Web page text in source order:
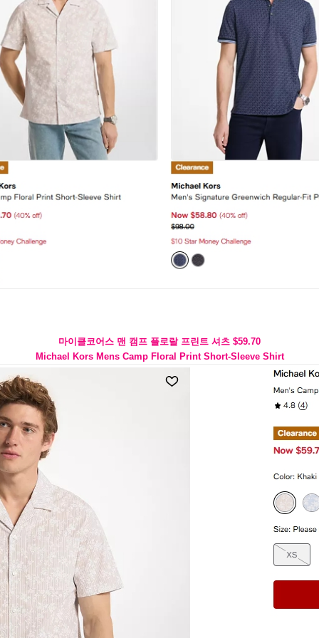
마이클코어스 맨 캠프 플로랄 프린트 셔츠 $59.70
Michael Kors Mens Camp Floral Print Short-Sleeve Shirt